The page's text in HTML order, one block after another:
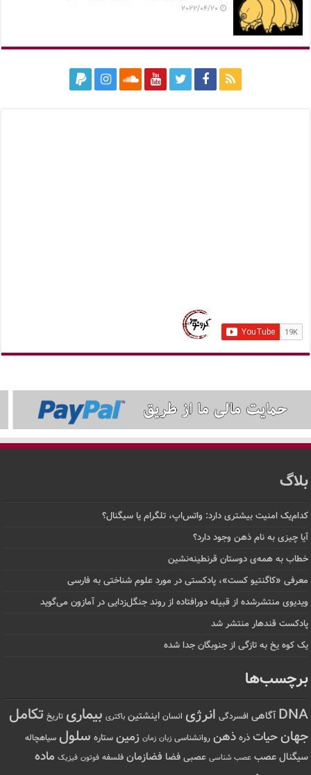
2022/04/20
بلاگ
کدام‌یک امنیت بیشتری دارد: واتس‌اپ، تلگرام یا سیگنال؟
آیا چیزی به نام ذهن وجود دارد؟
خطاب به همه‌ی دوستان قرنطینه‌نشین
معرفی «کاگنتیو کست»، پادکستی در مورد علوم شناختی به فارسی
ویدیوی منتشرشده از قبیله دورافتاده‌ از روند جنگل‌زدایی در آمازون می‌گوید
پادکست قندهار منتشر شد
یک کوه یخ به تازگی از جنوبگان جدا شده
برچسب‌ها
DNA آگاهی افسردگی انرژی انسان اینشتین باکتری بیماری تاریخ تکامل
جهانحیات ذره ذهن روانشناسی زبان زمان زمین ستاره سلول سیاهچاله
سیگنال عصب عصب شناسی عصبی فضا فضازمان فلسفه فوتون فیزیک ماده